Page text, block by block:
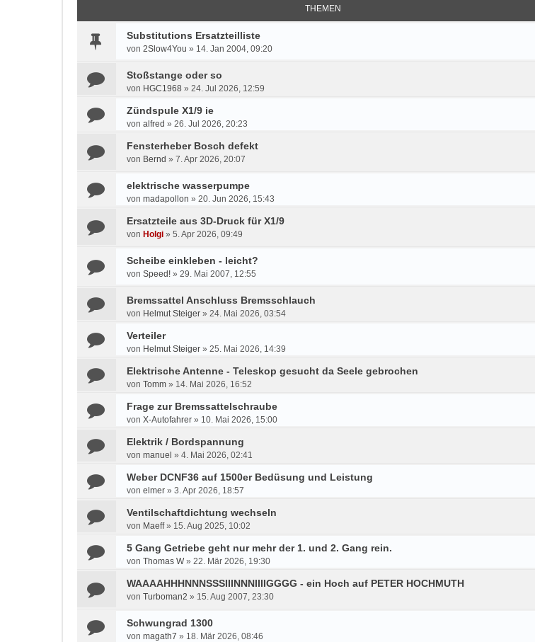
THEMEN
Substitutions Ersatzteilliste
von 2Slow4You » 14. Jan 2004, 09:20
Stoßstange oder so
von HGC1968 » 24. Jul 2026, 12:59
Zündspule X1/9 ie
von alfred » 26. Jul 2026, 20:23
Fensterheber Bosch defekt
von Bernd » 7. Apr 2026, 20:07
elektrische wasserpumpe
von madapollon » 20. Jun 2026, 15:43
Ersatzteile aus 3D-Druck für X1/9
von Holgi » 5. Apr 2026, 09:49
Scheibe einkleben - leicht?
von Speed! » 29. Mai 2007, 12:55
Bremssattel Anschluss Bremsschlauch
von Helmut Steiger » 24. Mai 2026, 03:54
Verteiler
von Helmut Steiger » 25. Mai 2026, 14:39
Elektrische Antenne - Teleskop gesucht da Seele gebrochen
von Tomm » 14. Mai 2026, 16:52
Frage zur Bremssattelschraube
von X-Autofahrer » 10. Mai 2026, 15:00
Elektrik / Bordspannung
von manuel » 4. Mai 2026, 02:41
Weber DCNF36 auf 1500er Bedüsung und Leistung
von elmer » 3. Apr 2026, 18:57
Ventilschaftdichtung wechseln
von Maeff» 15. Aug 2025, 10:02
5 Gang Getriebe geht nur mehr der 1. und 2. Gang rein.
von Thomas W» 22. Mär 2026, 19:30
WAAAAHHHNNNSSSIIINNNIIIIGGGG - ein Hoch auf PETER HOCHMUTH
von Turboman2 » 15. Aug 2007, 23:30
Schwungrad 1300
von magath7 » 18. Mär 2026, 08:46